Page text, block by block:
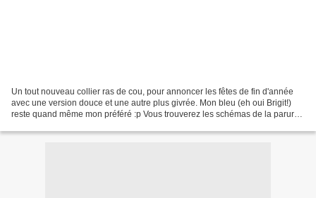
Un tout nouveau collier ras de cou, pour annoncer les fêtes de fin d'année
avec une version douce et une autre plus givrée. Mon bleu (eh oui Brigit!)
reste quand même mon préféré :p Vous trouverez les schémas de la parure